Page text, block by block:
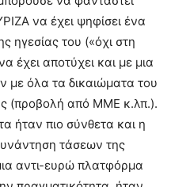
να έχει ψηφίσει ένα
ηγεσίας του («όχι στη
έχει αποτύχει και με μια
όλα τα δικαιώματα του
(προβολή από ΜΜΕ κ.λπ.).
ήταν πιο σύνθετα και η
τάσεων της
αντι-ευρώ πλατφόρμα